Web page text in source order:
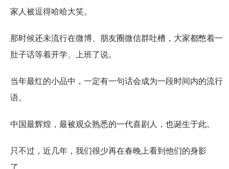
家人被逗得哈哈大笑。
那时候还未流行在微博、朋友圈微信群吐槽，大家都憋着一
肚子话等着开学、上班了说。
当年最红的小品中，一定有一句话会成为一段时间内的流行
语。
中国最辉煌，最被观众熟悉的一代喜剧人，也诞生于此。
只不过，近几年，我们很少再在春晚上看到他们的身影
了……